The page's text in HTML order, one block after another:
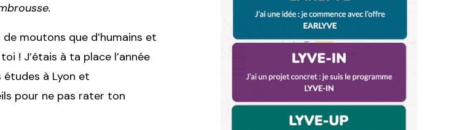
moutons que d’humains et
! J’étais à ta place l’année
études à Lyon et
pour ne pas rater ton